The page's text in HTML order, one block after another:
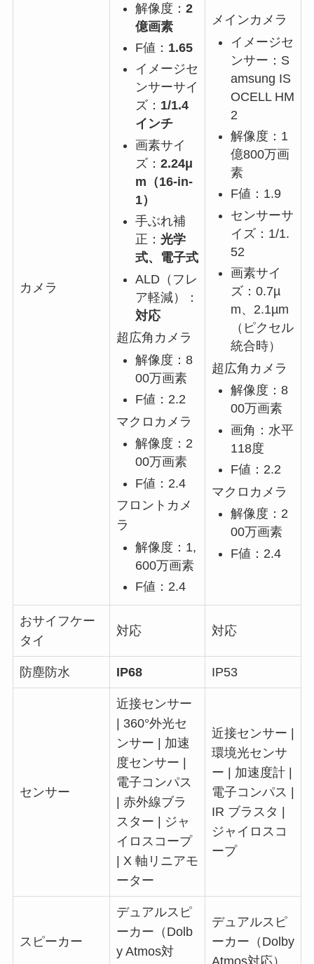
カメラ
解像度： 2
億画素
F値： 1.65
イメージセ
ンサーサイ
ズ： 1/1.4
インチ
画素サイ
ズ： 2.24μ
m（16-in-
1）
手ぶれ補
正： 光学
式、電子式
ALD（フレ
ア軽減）：
対応
超広角カメラ
解像度：8
00万画素
F値：2.2
マクロカメラ
解像度：2
00万画素
F値：2.4
フロントカメ
ラ
解像度：1,
600万画素
F値：2.4
メインカメラ
イメージセ
ンサー：S
amsung IS
OCELL HM
2
解像度：1
億800万画
素
F値：1.9
センサーサ
イズ：1/1.
52
画素サイ
ズ：0.7µ
m、2.1µm
（ピクセル
統合時）
超広角カメラ
解像度：8
00万画素
画角：水平
118度
F値：2.2
マクロカメラ
解像度：2
00万画素
F値：2.4
おサイフケー
タイ
対応 対応
防塵防水 IP68 IP53
センサー
近接センサー
| 360°外光セ
ンサー | 加速
度センサー |
電子コンパス
| 赤外線ブラ
スター | ジャ
イロスコープ
| X 軸リニアモ
ーター
近接センサー |
環境光センサ
ー | 加速度計 |
電子コンパス |
IR ブラスタ |
ジャイロスコ
ープ
スピーカー
デュアルスピ
ーカー（Dolb
y Atmos対
デュアルスピ
ーカー（Dolby